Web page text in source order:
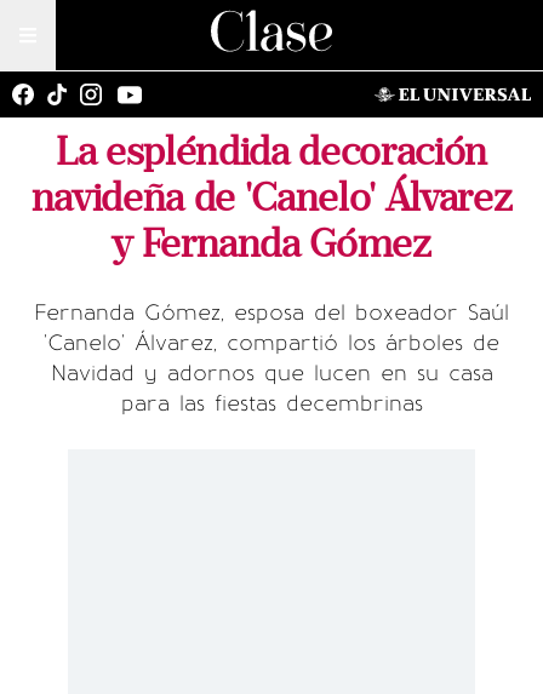
La espléndida decoración
navideña de 'Canelo' Álvarez
y Fernanda Gómez
Fernanda Gómez, esposa del boxeador Saúl
'Canelo' Álvarez, compartió los árboles de
Navidad y adornos que lucen en su casa
para las fiestas decembrinas